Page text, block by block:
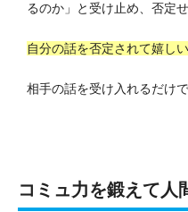
るのか」と受け止め、否定
自分の話を否定されて嬉し
相手の話を受け入れるだけ
コミュ力を鍛えて人